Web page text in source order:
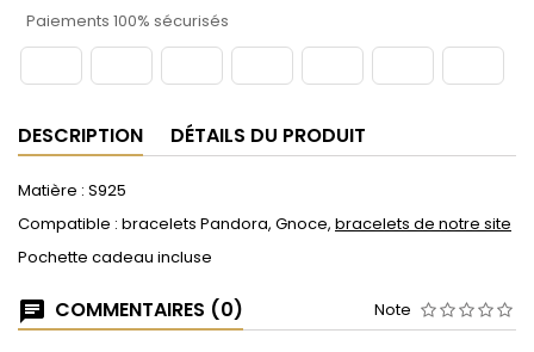
Paiements 100% sécurisés
DESCRIPTION DÉTAILS DU PRODUIT
Matière : S925
Compatible : bracelets Pandora, Gnoce, bracelets de notre site
Pochette cadeau incluse
COMMENTAIRES (0) Note